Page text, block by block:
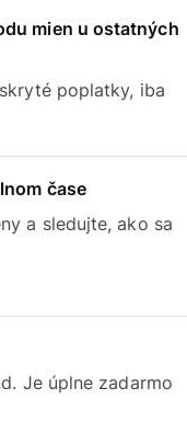
mien u ostatných
poplatky, iba
čase
a sledujte, ako sa
Je úplne zadarmo